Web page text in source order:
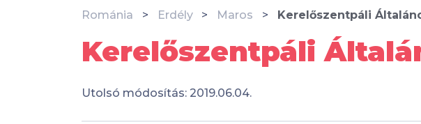
Románia Erdély Maros Kerelőszentpáli
Kerelőszentpáli
Utolsó módosítás: 2019.06.04.